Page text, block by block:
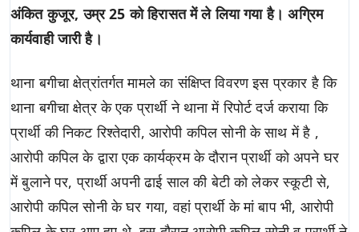
अंकित कुजूर, उम्र 25 को हिरासत में ले लिया गया है। अग्रिम
कार्यवाही जारी है।
थाना बगीचा क्षेत्रांतर्गत मामले का संक्षिप्त विवरण इस प्रकार है कि
थाना बगीचा क्षेत्र के एक प्रार्थी ने थाना में रिपोर्ट दर्ज कराया कि
प्रार्थी की निकट रिश्तेदारी, आरोपी कपिल सोनी के साथ में है ,
आरोपी कपिल के द्वारा एक कार्यक्रम के दौरान प्रार्थी को अपने घर
में बुलाने पर, प्रार्थी अपनी ढाई साल की बेटी को लेकर स्कूटी से,
आरोपी कपिल सोनी के घर गया, वहां प्रार्थी के मां बाप भी, आरोपी